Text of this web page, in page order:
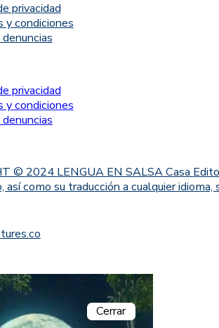
privacidad
y condiciones
privacidad
y condiciones
© 2024 LENGUA EN SALSA Casa
así como su traducción a cualquier
Cerrar